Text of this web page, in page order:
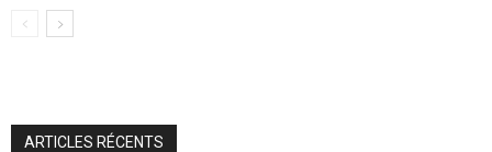
ARTICLES RÉCENTS